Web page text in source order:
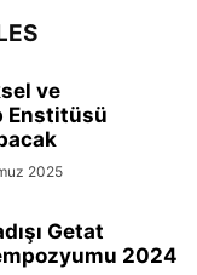
ve
Enstitüsü
2025
Getat
2024